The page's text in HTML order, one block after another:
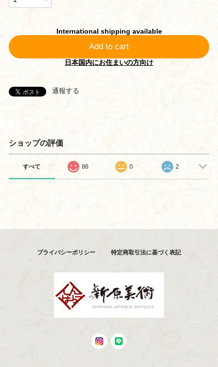
International shipping available
Add to cart
日本国内にお住まいの方向け
通報する
ショップの評価
すべて 86 0 2
プライバシーポリシー 特定商取引法に基づく表記